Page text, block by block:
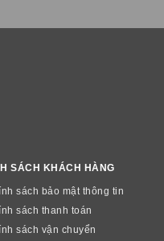
SÁCH KHÁCH HÀNG
sách bảo mật thông tin
sách thanh toán
sách vận chuyển